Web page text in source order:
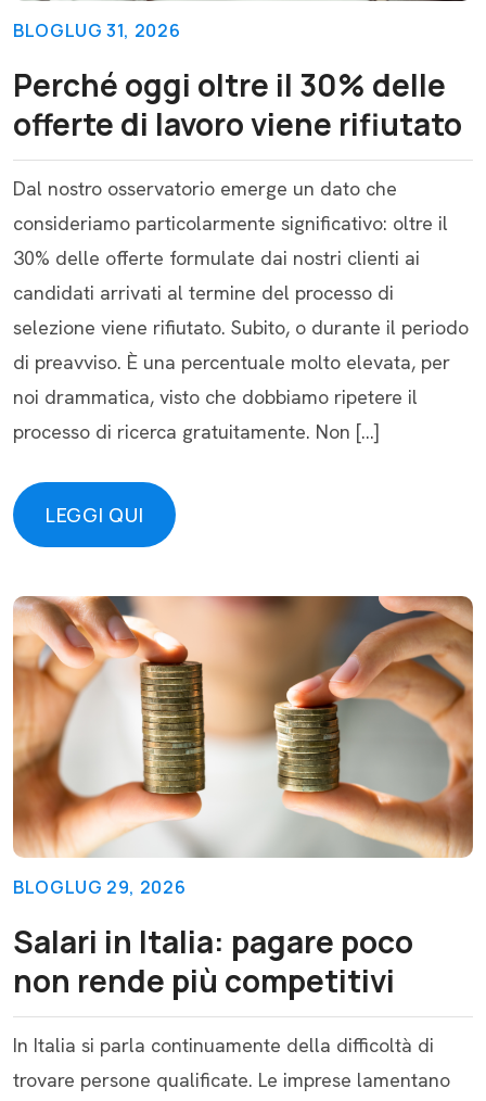
BLOGLUG 31, 2026
Perché oggi oltre il 30% delle
offerte di lavoro viene rifiutato
Dal nostro osservatorio emerge un dato che
consideriamo particolarmente significativo: oltre il
30% delle offerte formulate dai nostri clienti ai
candidati arrivati al termine del processo di
selezione viene rifiutato. Subito, o durante il periodo
di preavviso. È una percentuale molto elevata, per
noi drammatica, visto che dobbiamo ripetere il
processo di ricerca gratuitamente. Non […]
LEGGI QUI
LEGGI QUI
BLOGLUG 29, 2026
Salari in Italia: pagare poco
non rende più competitivi
In Italia si parla continuamente della difficoltà di
trovare persone qualificate. Le imprese lamentano